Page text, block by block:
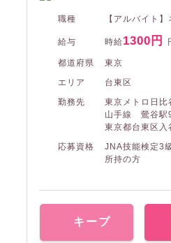
職種 【アルバイト】
給与 時給1300円
都道府県
東京
エリア
台東区
勤務先
東京メトロ日
山手線 鶯谷
東京都台東区
応募資格
JNA技能検定3
所持の方
キープ